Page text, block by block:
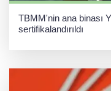
TBMM'nin ana binası
sertifikalandırıldı